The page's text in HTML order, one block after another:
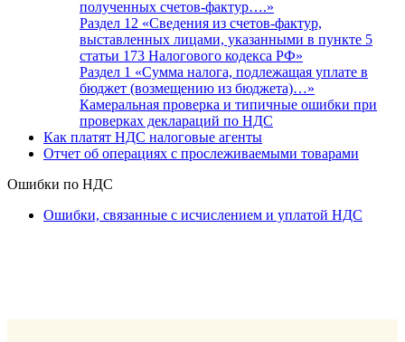
полученных счетов-фактур….»
Раздел 12 «Сведения из счетов-фактур,
выставленных лицами, указанными в пункте 5
статьи 173 Налогового кодекса РФ»
Раздел 1 «Сумма налога, подлежащая уплате в
бюджет (возмещению из бюджета)…»
Камеральная проверка и типичные ошибки при
проверках деклараций по НДС
Как платят НДС налоговые агенты
Отчет об операциях с прослеживаемыми товарами
Ошибки по НДС
Ошибки, связанные с исчислением и уплатой НДС